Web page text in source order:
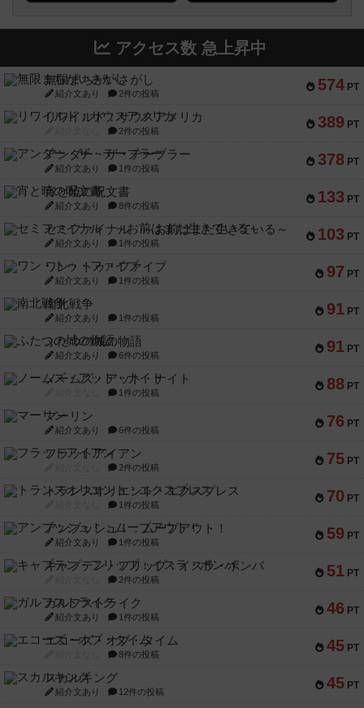
アクセス数 急上昇中
574 PT
無限まちがいさがし
紹介文あり 2件の投稿
389 PT
リワイルド：サウスアメリカ
2件の投稿
378 PT
アンダー・ザ・テーブラー
紹介文あり 1件の投稿
133 PT
宵と暁の呪文書
紹介文あり 8件の投稿
103 PT
セミファイナル ～お前はまだ生きている～
紹介文あり 1件の投稿
97 PT
ワン・トゥ・ファイブ
紹介文あり 1件の投稿
91 PT
南北戦争
紹介文あり 1件の投稿
91 PT
ふたつの城の物語
紹介文あり 6件の投稿
88 PT
ノームズ・アット・ナイト
1件の投稿
76 PT
マーリン
紹介文あり 6件の投稿
75 PT
フラットアイアン
2件の投稿
70 PT
トランスオリエント・エクスプレス
1件の投稿
59 PT
アンブッシュ！：ムーブアウト！
紹介文あり 1件の投稿
51 PT
キャプテン・フリップ：イスラ・ボンバ
2件の投稿
46 PT
ガルフストライク
紹介文あり 1件の投稿
45 PT
エコーズ・オブ・タイム
8件の投稿
45 PT
スカルキング
紹介文あり 12件の投稿